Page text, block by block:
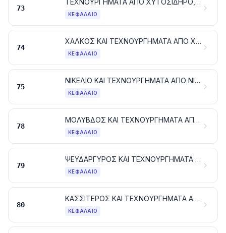
73
ΤΕΧΝΟΥΡΓΗΜΑΤΑ ΑΠΟ ΧΥΤΟΣΙΔΗΡΟ, ΣΙΔΗΡΟ Ή ΧΑΛΥΒΑ
ΚΕΦΆΛΑΙΟ
74
ΧΑΛΚΟΣ ΚΑΙ ΤΕΧΝΟΥΡΓΗΜΑΤΑ ΑΠΟ ΧΑΛΚΟ
ΚΕΦΆΛΑΙΟ
75
ΝΙΚΕΛΙΟ ΚΑΙ ΤΕΧΝΟΥΡΓΗΜΑΤΑ ΑΠΟ ΝΙΚΕΛΙΟ
ΚΕΦΆΛΑΙΟ
78
ΜΟΛΥΒΔΟΣ ΚΑΙ ΤΕΧΝΟΥΡΓΗΜΑΤΑ ΑΠΟ ΜΟΛΥΒΔΟ
ΚΕΦΆΛΑΙΟ
79
ΨΕΥΔΑΡΓΥΡΟΣ ΚΑΙ ΤΕΧΝΟΥΡΓΗΜΑΤΑ ΑΠΟ ΨΕΥΔΑΡΓΥΡΟ
ΚΕΦΆΛΑΙΟ
80
ΚΑΣΣΙΤΕΡΟΣ ΚΑΙ ΤΕΧΝΟΥΡΓΗΜΑΤΑ ΑΠΟ ΚΑΣΣΙΤΕΡΟ
ΚΕΦΆΛΑΙΟ